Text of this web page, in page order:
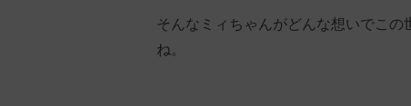
そんなミィちゃんがどんな想いでこ
ね。